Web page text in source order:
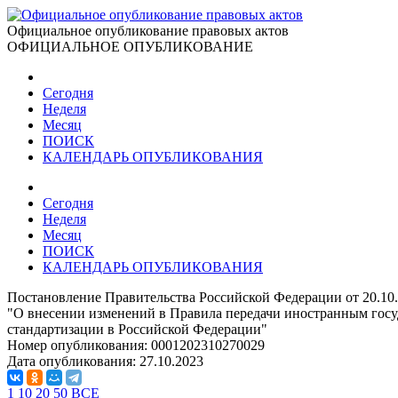
Официальное опубликование правовых актов
ОФИЦИАЛЬНОЕ ОПУБЛИКОВАНИЕ
Сегодня
Неделя
Месяц
ПОИСК
КАЛЕНДАРЬ ОПУБЛИКОВАНИЯ
Сегодня
Неделя
Месяц
ПОИСК
КАЛЕНДАРЬ ОПУБЛИКОВАНИЯ
Постановление Правительства Российской Федерации от
"О внесении изменений в Правила передачи иностранным
стандартизации в Российской Федерации"
Номер опубликования: 0001202310270029
Дата опубликования: 27.10.2023
1 10 20 50 ВСЕ